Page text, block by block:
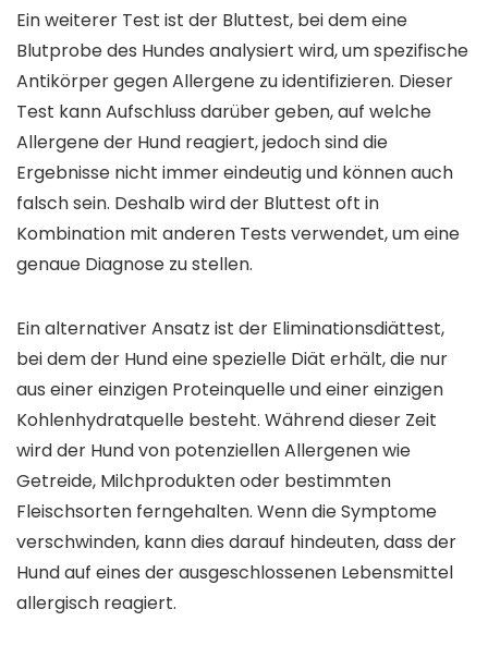
Ein weiterer Test ist der Bluttest, bei dem eine
Blutprobe des Hundes analysiert wird, um spezifische
Antikörper gegen Allergene zu identifizieren. Dieser
Test kann Aufschluss darüber geben, auf welche
Allergene der Hund reagiert, jedoch sind die
Ergebnisse nicht immer eindeutig und können auch
falsch sein. Deshalb wird der Bluttest oft in
Kombination mit anderen Tests verwendet, um eine
genaue Diagnose zu stellen.
Ein alternativer Ansatz ist der Eliminationsdiättest,
bei dem der Hund eine spezielle Diät erhält, die nur
aus einer einzigen Proteinquelle und einer einzigen
Kohlenhydratquelle besteht. Während dieser Zeit
wird der Hund von potenziellen Allergenen wie
Getreide, Milchprodukten oder bestimmten
Fleischsorten ferngehalten. Wenn die Symptome
verschwinden, kann dies darauf hindeuten, dass der
Hund auf eines der ausgeschlossenen Lebensmittel
allergisch reagiert.